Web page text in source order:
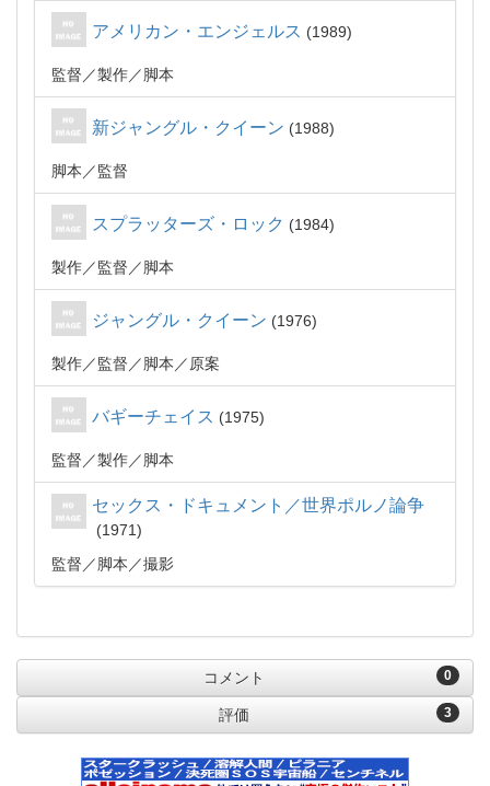
アメリカン・エンジェルス 1989
監督 製作 脚本
新ジャングル・クイーン 1988
脚本 監督
スプラッターズ・ロック 1984
製作 監督 脚本
ジャングル・クイーン 1976
製作 監督 脚本 原案
バギーチェイス 1975
監督 製作 脚本
セックス・ドキュメント／世界ポルノ論争
1971
監督
脚本 撮影
0
コメント
3
評価